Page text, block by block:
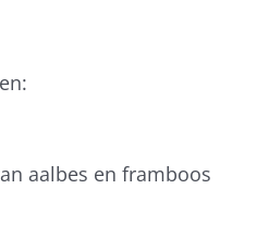
aalbes en framboos